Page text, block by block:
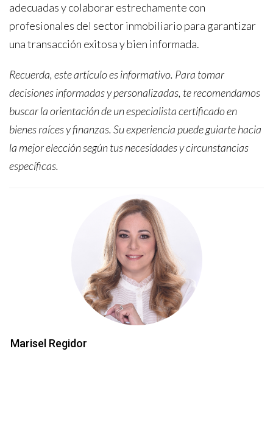
adecuadas y colaborar estrechamente con
profesionales del sector inmobiliario para garantizar
una transacción exitosa y bien informada.
Recuerda, este artículo es informativo. Para tomar
decisiones informadas y personalizadas, te recomendamos
buscar la orientación de un especialista certificado en
bienes raíces y finanzas. Su experiencia puede guiarte hacia
la mejor elección según tus necesidades y circunstancias
específicas.
Marisel Regidor